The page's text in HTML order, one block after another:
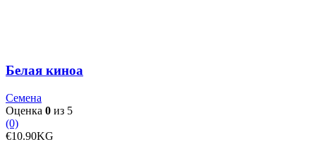
Белая киноа
Семена
Оценка 0 из 5
(0)
€10.90KG